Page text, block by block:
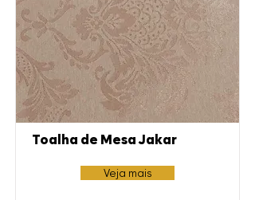
Toalha de Mesa Jakar
Veja mais